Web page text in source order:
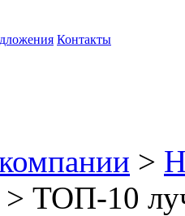
Контакты
>
> ТОП-10